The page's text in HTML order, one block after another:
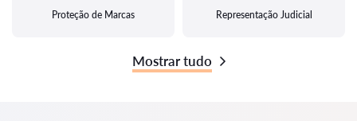
Proteção de Marcas Representação Judicial
Mostrar tudo